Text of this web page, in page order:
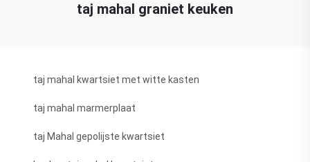
taj mahal graniet keuken
taj mahal kwartsiet met witte kasten
taj mahal marmerplaat
taj Mahal gepolijste kwartsiet